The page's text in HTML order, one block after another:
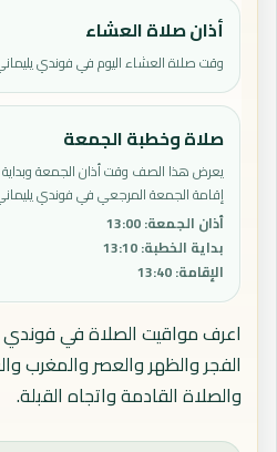
أذان صلاة العشاء
وقت صلاة العشاء اليوم في فوندي
صلاة وخطبة الجمعة
يعرض هذا الصف وقت أذان الجمعة
إقامة الجمعة المرجعي في فوندي
أذان الجمعة:
13:00
بداية الخطبة:
13:10
الإقامة:
13:40
اعرف مواقيت الصلاة في فوندي
الفجر والظهر والعصر والمغرب
والصلاة القادمة واتجاه القبلة.